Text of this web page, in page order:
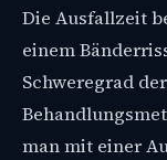
Die Ausfallzeit
einem
Schweregrad
man mit einer